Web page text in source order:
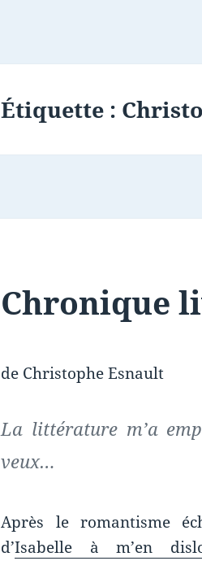
Étiquette :
Chronique
de Christophe Esnault
La littérature m’a
veux…
Après le romantisme
d’Isabelle à m’en